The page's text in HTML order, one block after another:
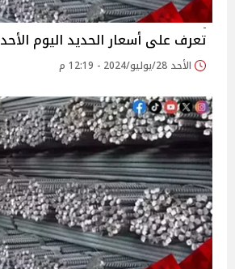
تعرف على أسعار الحديد اليوم الأحد
الأحد 28/يوليو/2024 - 12:19 م